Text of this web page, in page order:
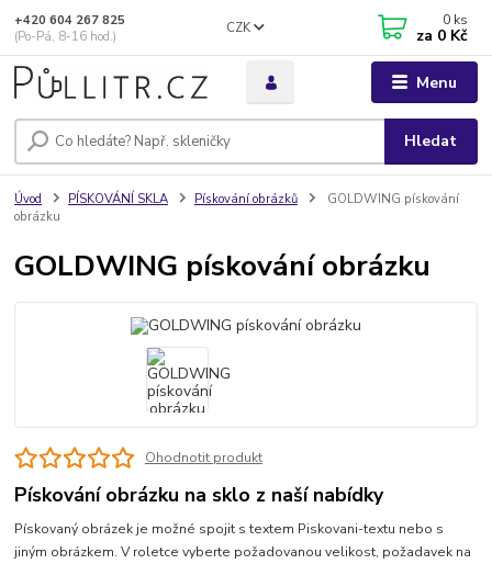
Menu
CZK
Hledat
+420 604 267 825
(Po-Pá, 8-16 hod.)
0 ks
za 0 Kč
Úvod PÍSKOVÁNÍ SKLA Pískování obrázků
GOLDWING pískování
obrázku
GOLDWING pískování obrázku
Ohodnotit produkt
Pískování obrázku na sklo z naší nabídky
Pískovaný obrázek je možné spojit s textem Piskovani-textu nebo s
jiným obrázkem. V roletce vyberte požadovanou velikost, požadavek na